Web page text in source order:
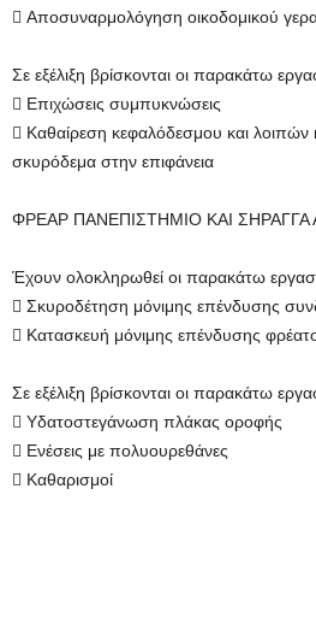
 Αποσυναρμολόγηση οικοδομικού
Σε εξέλιξη βρίσκονται οι παρακάτω
 Επιχώσεις συμπυκνώσεις
 Καθαίρεση κεφαλόδεσμου και
σκυρόδεμα στην επιφάνεια
ΦΡΕΑΡ ΠΑΝΕΠΙΣΤΗΜΙΟ ΚΑΙ ΣΗΡΑΓΓΑ
Έχουν ολοκληρωθεί οι παρακάτω
 Σκυροδέτηση μόνιμης επένδυσης
 Κατασκευή μόνιμης επένδυσης
Σε εξέλιξη βρίσκονται οι παρακάτω
 Υδατοστεγάνωση πλάκας οροφής
 Ενέσεις με πολυουρεθάνες
 Καθαρισμοί